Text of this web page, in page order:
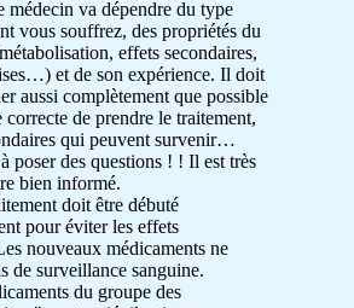
médecin va dépendre du type
vous souffrez, des propriétés du
effets secondaires,
et de son expérience. Il doit
aussi complètement que possible
correcte de prendre le traitement,
qui peuvent survenir…
poser des questions ! ! Il est très
bien informé.
doit être débuté
pour éviter les effets
nouveaux médicaments ne
de surveillance sanguine.
du groupe des